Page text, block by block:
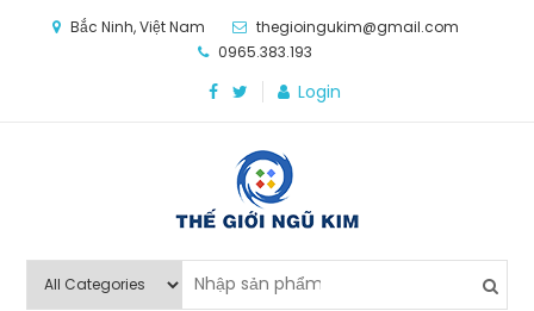
Bắc Ninh, Việt Nam
thegioingukim@gmail.com
0965.383.193
Login
Thế Giới Ngũ Kim
nghiệp sản xuất